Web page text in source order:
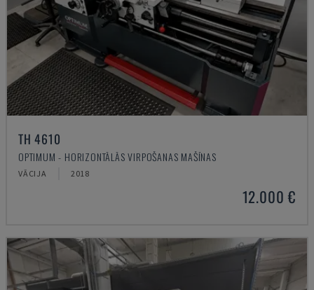
TH 4610
OPTIMUM - HORIZONTĀLĀS VIRPOŠANAS MAŠĪNAS
VĀCIJA 2018
12.000 €